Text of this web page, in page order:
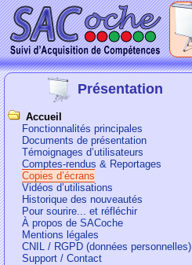
Présentation
Accueil
Fonctionnalités principales
Documents de présentation
Témoignages d’utilisateurs
Comptes-rendus & Reportages
Copies d’écrans
Vidéos d’utilisations
Historique des nouveautés
Pour sourire... et réfléchir
À propos de SACoche
Mentions légales
CNIL / RGPD (données personnelles)
Support / Contact